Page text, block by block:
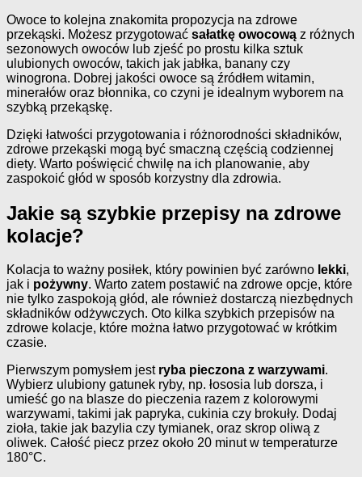
Owoce to kolejna znakomita propozycja na zdrowe
przekąski. Możesz przygotować sałatkę owocową z różnych
sezonowych owoców lub zjeść po prostu kilka sztuk
ulubionych owoców, takich jak jabłka, banany czy
winogrona. Dobrej jakości owoce są źródłem witamin,
minerałów oraz błonnika, co czyni je idealnym wyborem na
szybką przekąskę.
Dzięki łatwości przygotowania i różnorodności składników,
zdrowe przekąski mogą być smaczną częścią codziennej
diety. Warto poświęcić chwilę na ich planowanie, aby
zaspokoić głód w sposób korzystny dla zdrowia.
Jakie są szybkie przepisy na zdrowe
kolacje?
Kolacja to ważny posiłek, który powinien być zarówno lekki,
jak i pożywny. Warto zatem postawić na zdrowe opcje, które
nie tylko zaspokoją głód, ale również dostarczą niezbędnych
składników odżywczych. Oto kilka szybkich przepisów na
zdrowe kolacje, które można łatwo przygotować w krótkim
czasie.
Pierwszym pomysłem jest ryba pieczona z warzywami.
Wybierz ulubiony gatunek ryby, np. łososia lub dorsza, i
umieść go na blasze do pieczenia razem z kolorowymi
warzywami, takimi jak papryka, cukinia czy brokuły. Dodaj
zioła, takie jak bazylia czy tymianek, oraz skrop oliwą z
oliwek. Całość piecz przez około 20 minut w temperaturze
180°C.